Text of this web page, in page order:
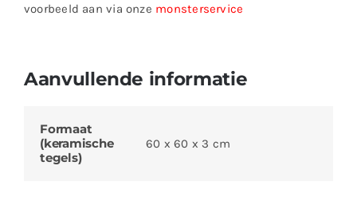
voorbeeld aan via onze monsterservice
Aanvullende informatie
Formaat
(keramische
tegels)
60 x 60 x 3 cm